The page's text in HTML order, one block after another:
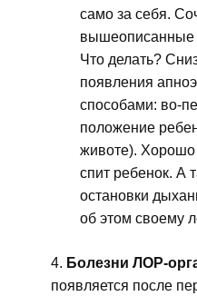
само за себя.
вышеописанные
Что делать?
появления
способами: во-
положение
животе). Хорошо
спит ребенок. А
остановки
об этом своему
Болезни ЛОР-
появляется после